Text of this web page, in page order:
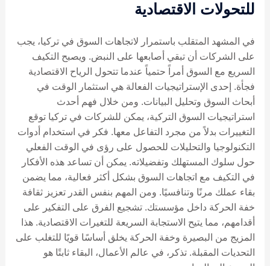
للتحولات الاقتصادية
في المشهد المتقلب باستمرار لاتجاهات السوق في تركيا، يجب
على الشركات أن تبقي أصابعها على النبض. ويصبح التكيف
السريع مع السوق أمراً حتمياً عندما تتحول الرياح الاقتصادية
فجأة. إحدى الإستراتيجيات الفعالة هي استثمار الوقت في
أبحاث السوق وتحليل البيانات. ومن خلال فهم أحدث
استراتيجيات السوق التركية، يمكن للشركات في تركيا توقع
التغييرات بدلاً من مجرد التفاعل معها. فكر في استخدام أدوات
التكنولوجيا والتحليلات للحصول على رؤى في الوقت الفعلي
حول سلوك المستهلك وتفضيلاته. يمكن أن تساعد هذه الأفكار
في التكيف مع اتجاهات السوق بشكل أكثر فعالية، مما يضمن
بقاء عملك مرنًا وتنافسيًا. ومن المهم بنفس القدر تعزيز ثقافة
خفة الحركة داخل مؤسستك. تشجيع الفرق على التفكير على
أقدامهم، مما يتيح الاستجابة السريعة للتغيرات الاقتصادية. هذا
المزيج من البصيرة وخفة الحركة يخلق أساسًا قويًا للتغلب على
التحديات المقبلة. تذكر، في عالم الأعمال، البقاء ثابتًا هو